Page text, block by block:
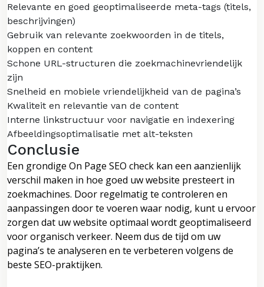
Relevante en goed geoptimaliseerde meta-tags (titels,
beschrijvingen)
Gebruik van relevante zoekwoorden in de titels,
koppen en content
Schone URL-structuren die zoekmachinevriendelijk
zijn
Snelheid en mobiele vriendelijkheid van de pagina’s
Kwaliteit en relevantie van de content
Interne linkstructuur voor navigatie en indexering
Afbeeldingsoptimalisatie met alt-teksten
Conclusie
Een grondige On Page SEO check kan een aanzienlijk
verschil maken in hoe goed uw website presteert in
zoekmachines. Door regelmatig te controleren en
aanpassingen door te voeren waar nodig, kunt u ervoor
zorgen dat uw website optimaal wordt geoptimaliseerd
voor organisch verkeer. Neem dus de tijd om uw
pagina’s te analyseren en te verbeteren volgens de
beste SEO-praktijken.